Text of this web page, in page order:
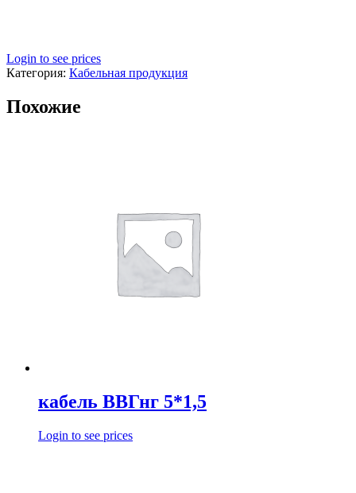
Login to see prices
Категория: Кабельная продукция
Похожие
кабель ВВГнг 5*1,5
Login to see prices